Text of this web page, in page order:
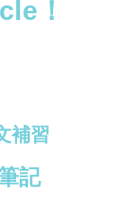
！
補習
記